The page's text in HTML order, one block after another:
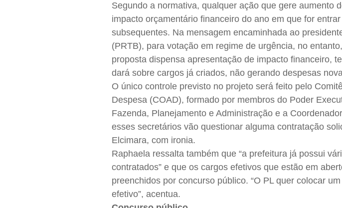
Segundo a normativa, qualquer ação que gere aumento
impacto orçamentário financeiro do ano em que for
subsequentes. Na mensagem encaminhada ao
(PRTB), para votação em regime de urgência, no
proposta dispensa apresentação de impacto financeiro,
dará sobre cargos já criados, não gerando despesas
O único controle previsto no projeto será feito pelo
Despesa (COAD), formado por membros do Poder
Fazenda, Planejamento e Administração e a
esses secretários vão questionar alguma contratação
Elcimara, com ironia.
Raphaela ressalta também que “a prefeitura já possui
contratados” e que os cargos efetivos que estão em
preenchidos por concurso público. “O PL quer colocar
efetivo”, acentua.